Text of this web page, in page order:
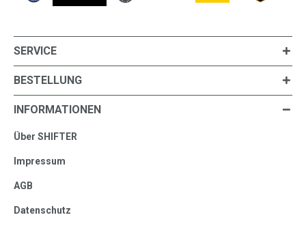
SERVICE
BESTELLUNG
INFORMATIONEN
Über SHIFTER
Impressum
AGB
Datenschutz